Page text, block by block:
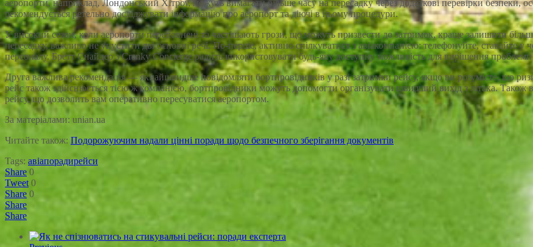
аеропорти, наприклад, Лондонський Хітроу, можуть вимагати більше часу на пересадку через додаткові перевірки безпеки,
рекомендується ретельно досліджувати інформацію про аеропорт та діючі в ньому процедури.
У високий сезон, коли аеропорти переповнені та частішають грози, що можуть призвести до затримок, краще залишити
пересадку, важливо не упустити дві основні речі. По-перше, активно спілкуватися з авіакомпанією: телефонуйте, ставайте
персоналу. Бретт Снайдер з Cranky Concierge радить використовувати будь-яку доступну можливість для вирішення
Друга важлива рекомендація — якнайшвидше повідомляти бортпровідників у разі затримки рейсу, якщо ви розумієте, що
рейс також здійснюється тією ж компанією, бортпровідники можуть допомогти організувати швидший вихід з літака.
рейсу, що дозволить вам оперативно пересуватися аеропортом.
За матеріалами: unian.ua
Читайте також: Подорожуючим надали цінні поради щодо безпечного зберігання документів
Tags: авіапорадирейси
Share 0
Tweet 0
Share 0
Share
Share